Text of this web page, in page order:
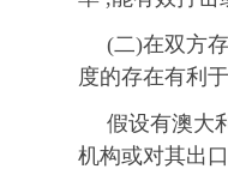
(二)在双方
度的存在有利
假设有澳大
机构或对其出